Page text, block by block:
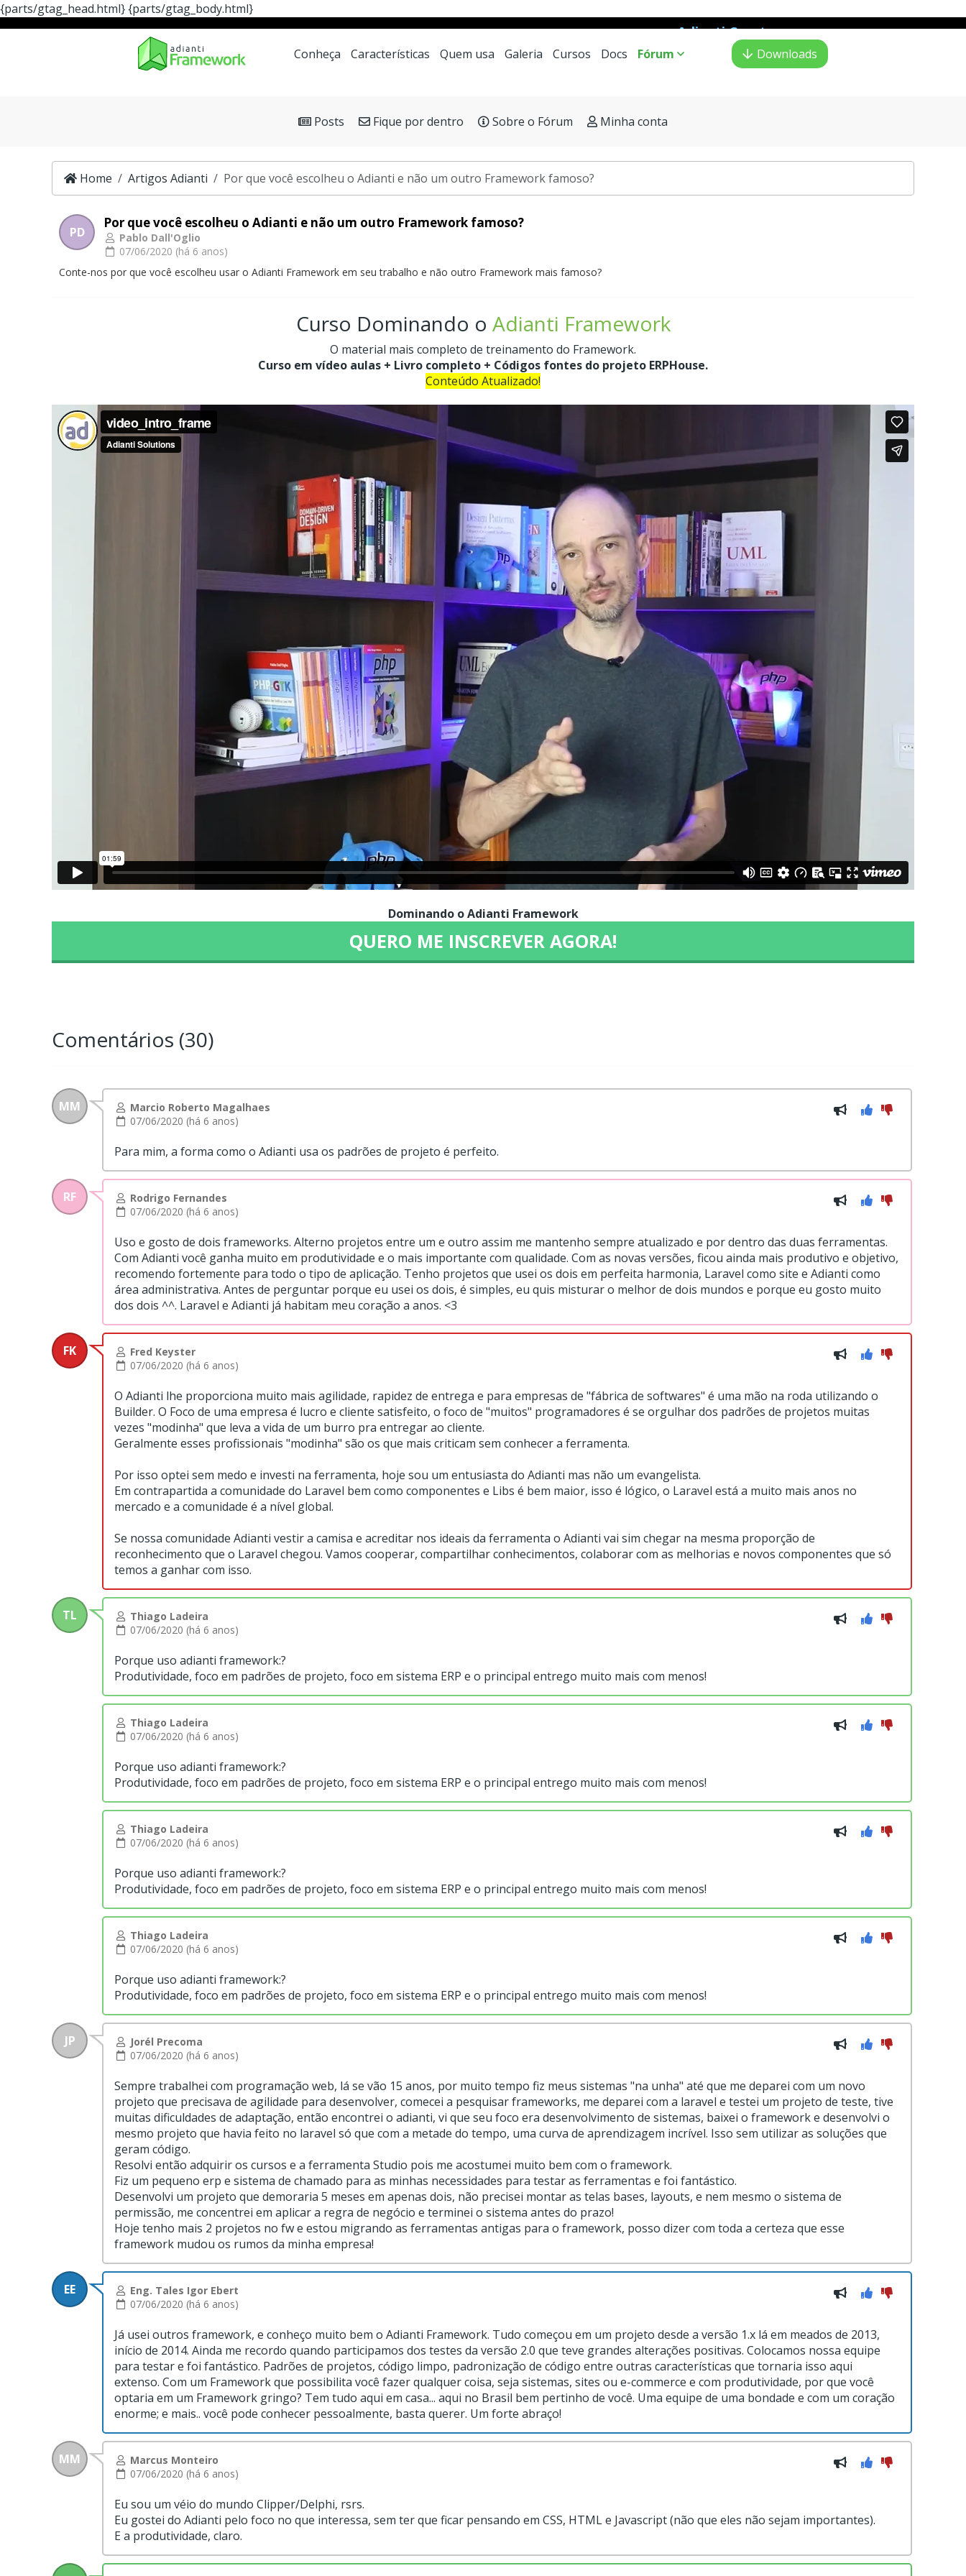
{parts/gtag_head.html}{parts/gtag_body.html}
ConheçaA Ferramenta LowCode mais moderna e veloz para desenvolvimento PHP:Adianti Creator
Conheça Características Quem usa Galeria Cursos Docs Fórum Downloads
Posts Fique por dentro Sobre o Fórum Minha conta
Home Artigos Adianti Por que você escolheu o Adianti e não um outro Framework famoso?
PD
Por que você escolheu o Adianti e não um outro Framework famoso?
Pablo Dall'Oglio
07/06/2020 (há 6 anos)
Conte-nos por que você escolheu usar o Adianti Framework em seu trabalho e não outro Framework mais famoso?
Curso Dominando o Adianti Framework
O material mais completo de treinamento do Framework.
Curso em vídeo aulas + Livro completo + Códigos fontes do projeto ERPHouse.
Conteúdo Atualizado!
Dominando o Adianti Framework
QUERO ME INSCREVER AGORA!
Comentários (30)
MM
Marcio Roberto Magalhaes
07/06/2020 (há 6 anos)
Para mim, a forma como o Adianti usa os padrões de projeto é perfeito.
RF
Rodrigo Fernandes
07/06/2020 (há 6 anos)
Uso e gosto de dois frameworks. Alterno projetos entre um e outro assim me mantenho sempre atualizado e por dentro das duas ferramentas.
Com Adianti você ganha muito em produtividade e o mais importante com qualidade. Com as novas versões, ficou ainda mais produtivo e objetivo,
recomendo fortemente para todo o tipo de aplicação. Tenho projetos que usei os dois em perfeita harmonia, Laravel como site e Adianti como
área administrativa. Antes de perguntar porque eu usei os dois, é simples, eu quis misturar o melhor de dois mundos e porque eu gosto muito
dos dois ^^. Laravel e Adianti já habitam meu coração a anos. <3
FK
Fred Keyster
07/06/2020 (há 6 anos)
O Adianti lhe proporciona muito mais agilidade, rapidez de entrega e para empresas de "fábrica de softwares" é uma mão na roda utilizando o
Builder. O Foco de uma empresa é lucro e cliente satisfeito, o foco de "muitos" programadores é se orgulhar dos padrões de projetos muitas
vezes "modinha" que leva a vida de um burro pra entregar ao cliente.
Geralmente esses profissionais "modinha" são os que mais criticam sem conhecer a ferramenta.
Por isso optei sem medo e investi na ferramenta, hoje sou um entusiasta do Adianti mas não um evangelista.
Em contrapartida a comunidade do Laravel bem como componentes e Libs é bem maior, isso é lógico, o Laravel está a muito mais anos no
mercado e a comunidade é a nível global.
Se nossa comunidade Adianti vestir a camisa e acreditar nos ideais da ferramenta o Adianti vai sim chegar na mesma proporção de
reconhecimento que o Laravel chegou. Vamos cooperar, compartilhar conhecimentos, colaborar com as melhorias e novos componentes que só
temos a ganhar com isso.
TL
Thiago Ladeira
07/06/2020 (há 6 anos)
Porque uso adianti framework:?
Produtividade, foco em padrões de projeto, foco em sistema ERP e o principal entrego muito mais com menos!
Thiago Ladeira
07/06/2020 (há 6 anos)
Porque uso adianti framework:?
Produtividade, foco em padrões de projeto, foco em sistema ERP e o principal entrego muito mais com menos!
Thiago Ladeira
07/06/2020 (há 6 anos)
Porque uso adianti framework:?
Produtividade, foco em padrões de projeto, foco em sistema ERP e o principal entrego muito mais com menos!
Thiago Ladeira
07/06/2020 (há 6 anos)
Porque uso adianti framework:?
Produtividade, foco em padrões de projeto, foco em sistema ERP e o principal entrego muito mais com menos!
JP
Jorél Precoma
07/06/2020 (há 6 anos)
Sempre trabalhei com programação web, lá se vão 15 anos, por muito tempo fiz meus sistemas "na unha" até que me deparei com um novo
projeto que precisava de agilidade para desenvolver, comecei a pesquisar frameworks, me deparei com a laravel e testei um projeto de teste, tive
muitas dificuldades de adaptação, então encontrei o adianti, vi que seu foco era desenvolvimento de sistemas, baixei o framework e desenvolvi o
mesmo projeto que havia feito no laravel só que com a metade do tempo, uma curva de aprendizagem incrível. Isso sem utilizar as soluções que
geram código.
Resolvi então adquirir os cursos e a ferramenta Studio pois me acostumei muito bem com o framework.
Fiz um pequeno erp e sistema de chamado para as minhas necessidades para testar as ferramentas e foi fantástico.
Desenvolvi um projeto que demoraria 5 meses em apenas dois, não precisei montar as telas bases, layouts, e nem mesmo o sistema de
permissão, me concentrei em aplicar a regra de negócio e terminei o sistema antes do prazo!
Hoje tenho mais 2 projetos no fw e estou migrando as ferramentas antigas para o framework, posso dizer com toda a certeza que esse
framework mudou os rumos da minha empresa!
EE
Eng. Tales Igor Ebert
07/06/2020 (há 6 anos)
Já usei outros framework, e conheço muito bem o Adianti Framework. Tudo começou em um projeto desde a versão 1.x lá em meados de 2013,
início de 2014. Ainda me recordo quando participamos dos testes da versão 2.0 que teve grandes alterações positivas. Colocamos nossa equipe
para testar e foi fantástico. Padrões de projetos, código limpo, padronização de código entre outras características que tornaria isso aqui
extenso. Com um Framework que possibilita você fazer qualquer coisa, seja sistemas, sites ou e-commerce e com produtividade, por que você
optaria em um Framework gringo? Tem tudo aqui em casa... aqui no Brasil bem pertinho de você. Uma equipe de uma bondade e com um coração
enorme; e mais.. você pode conhecer pessoalmente, basta querer. Um forte abraço!
MM
Marcus Monteiro
07/06/2020 (há 6 anos)
Eu sou um véio do mundo Clipper/Delphi, rsrs.
Eu gostei do Adianti pelo foco no que interessa, sem ter que ficar pensando em CSS, HTML e Javascript (não que eles não sejam importantes).
E a produtividade, claro.